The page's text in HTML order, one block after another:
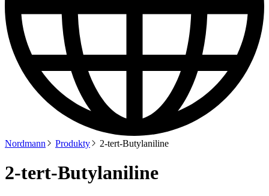
Nordmann Produkty 2-tert-Butylaniline
2-tert-Butylaniline